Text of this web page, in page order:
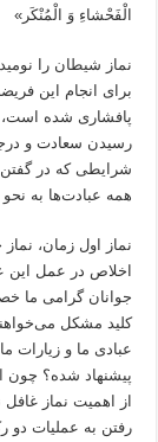
الْفَحْشاءِ وَ الْمُنْکَر»
نماز شیطان را
برای انجام این
پافشاری شده است،
رسیدن سعادت و
شرایطی که در
همه عبادت‌ها به
نماز اول زمان،
اخلاص در عمل این
جوانان گرامی ما
کلید مشکل
عبادی ما و زیارات
پیشنهاد شده؟ چون
از اهمیت نماز
رفتن به عملیات دو